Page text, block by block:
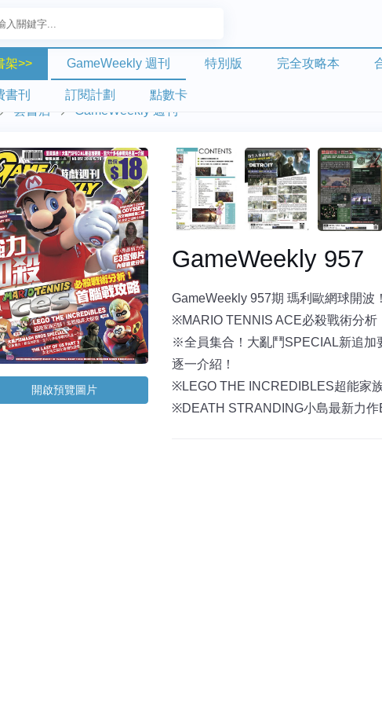
架>> GameWeekly 週刊 特別版 完全攻略本
書刊 訂閱計劃
點數卡
雲書店 GameWeekly 週刊
開啟預覽圖片
GameWeekly 957
GameWeekly 957期 瑪利歐網球開波！
※MARIO TENNIS ACE必殺戰術分析
※全員集合！大亂鬥SPECIAL新追加
逐一介紹！
※LEGO THE INCREDIBLES超能家
※DEATH STRANDING小島最新力作